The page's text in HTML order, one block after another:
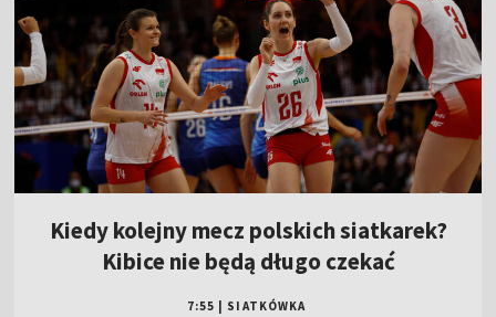
Kiedy kolejny mecz polskich siatkarek?
Kibice nie będą długo czekać
7:55 SIATKÓWKA